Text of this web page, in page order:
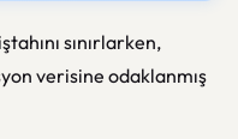
sınırlarken,
verisine odaklanmış